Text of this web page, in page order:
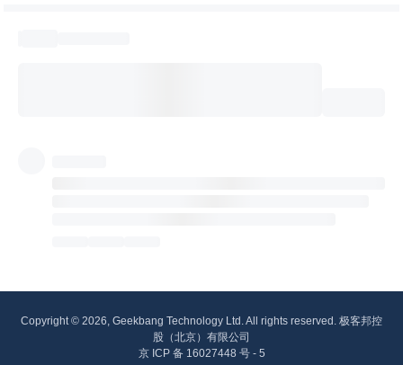
Copyright © 2026, Geekbang Technology Ltd. All rights reserved. 极客邦控
股（北京）有限公司
京 ICP 备 16027448 号 - 5